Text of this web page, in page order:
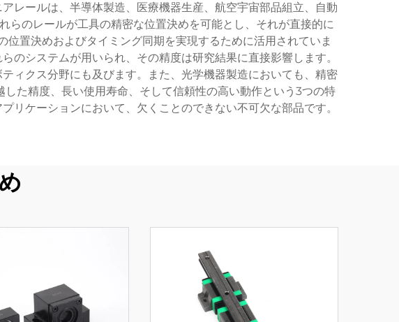
レールは、半導体製造、医療機器生産、航空宇宙部品組立、自動
のレールが工具の精密な位置決めを可能とし、それが直接的に
置決めおよびタイミング同期を実現するために活用されていま
システムが用いられ、その精度は研究結果に直接影響します。
ィクス分野にも及びます。また、光学機器製造においても、精密
た精度、長い使用寿命、そして信頼性の高い動作という3つの特
ケーションにおいて、欠くことのできない不可欠な部品です。